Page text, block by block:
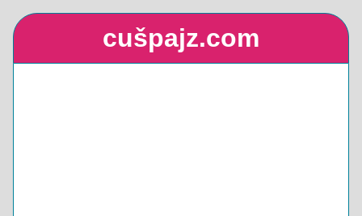
cušpajz.com